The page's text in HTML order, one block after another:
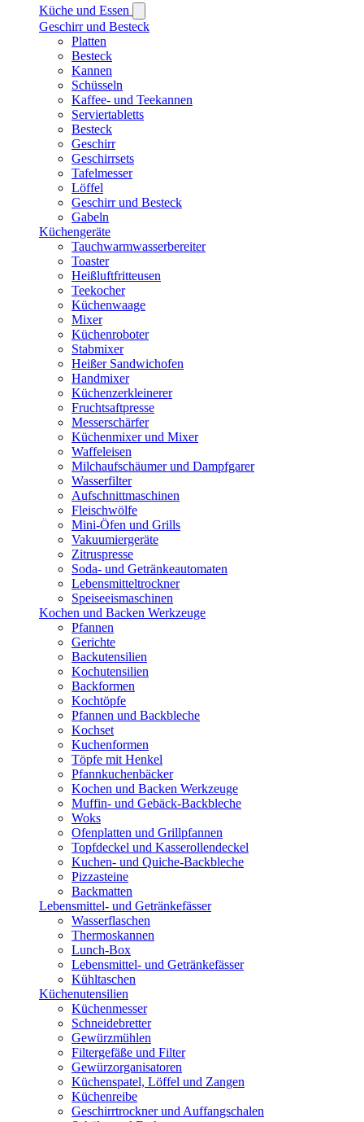
Küche und Essen
Geschirr und Besteck
Platten
Besteck
Kannen
Schüsseln
Kaffee- und Teekannen
Serviertabletts
Besteck
Geschirr
Geschirrsets
Tafelmesser
Löffel
Geschirr und Besteck
Gabeln
Küchengeräte
Tauchwarmwasserbereiter
Toaster
Heißluftfritteusen
Teekocher
Küchenwaage
Mixer
Küchenroboter
Stabmixer
Heißer Sandwichofen
Handmixer
Küchenzerkleinerer
Fruchtsaftpresse
Messerschärfer
Küchenmixer und Mixer
Waffeleisen
Milchaufschäumer und Dampfgarer
Wasserfilter
Aufschnittmaschinen
Fleischwölfe
Mini-Öfen und Grills
Vakuumiergeräte
Zitruspresse
Soda- und Getränkeautomaten
Lebensmitteltrockner
Speiseeismaschinen
Kochen und Backen Werkzeuge
Pfannen
Gerichte
Backutensilien
Kochutensilien
Backformen
Kochtöpfe
Pfannen und Backbleche
Kochset
Kuchenformen
Töpfe mit Henkel
Pfannkuchenbäcker
Kochen und Backen Werkzeuge
Muffin- und Gebäck-Backbleche
Woks
Ofenplatten und Grillpfannen
Topfdeckel und Kasserollendeckel
Kuchen- und Quiche-Backbleche
Pizzasteine
Backmatten
Lebensmittel- und Getränkefässer
Wasserflaschen
Thermoskannen
Lunch-Box
Lebensmittel- und Getränkefässer
Kühltaschen
Küchenutensilien
Küchenmesser
Schneidebretter
Gewürzmühlen
Filtergefäße und Filter
Gewürzorganisatoren
Küchenspatel, Löffel und Zangen
Küchenreibe
Geschirrtrockner und Auffangschalen